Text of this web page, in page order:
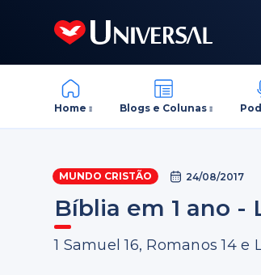
Home Blogs e Colunas
MUNDO CRISTÃO 24/08/2017
Bíblia em 1 ano -
1 Samuel 16, Romanos 14 e